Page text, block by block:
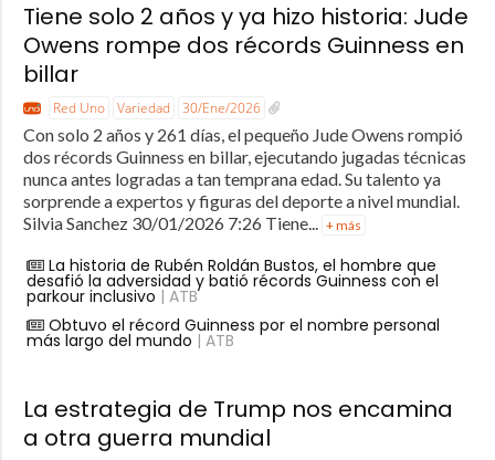
Tiene solo 2 años y ya hizo historia: Jude
Owens rompe dos récords Guinness en
billar
Red Uno Variedad 30/Ene/2026
Con solo 2 años y 261 días, el pequeño Jude Owens rompió
dos récords Guinness en billar, ejecutando jugadas técnicas
nunca antes logradas a tan temprana edad. Su talento ya
sorprende a expertos y figuras del deporte a nivel mundial.
Silvia Sanchez 30/01/2026 7:26 Tiene... + más
La historia de Rubén Roldán Bustos, el hombre que
desafió la adversidad y batió récords Guinness con el
parkour inclusivo | ATB
Obtuvo el récord Guinness por el nombre personal
más largo del mundo | ATB
La estrategia de Trump nos encamina
a otra guerra mundial